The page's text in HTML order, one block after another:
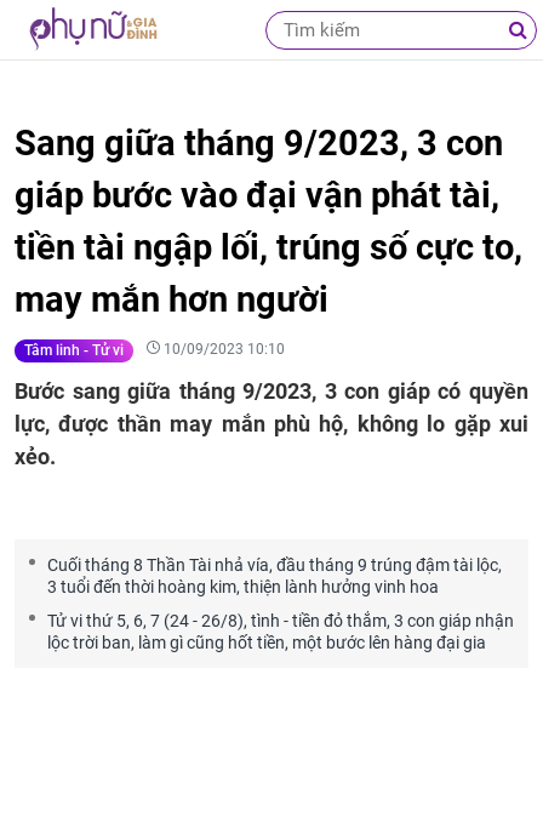
Sang giữa tháng 9/2023, 3 con
giáp bước vào đại vận phát tài,
tiền tài ngập lối, trúng số cực to,
may mắn hơn người
Tâm linh - Tử vi 10/09/2023 10:10
Bước sang giữa tháng 9/2023, 3 con giáp có quyền
lực, được thần may mắn phù hộ, không lo gặp xui
xẻo.
Cuối tháng 8 Thần Tài nhả vía, đầu tháng 9 trúng đậm tài lộc,
3 tuổi đến thời hoàng kim, thiện lành hưởng vinh hoa
Tử vi thứ 5, 6, 7 (24 - 26/8), tình - tiền đỏ thắm, 3 con giáp nhận
lộc trời ban, làm gì cũng hốt tiền, một bước lên hàng đại gia